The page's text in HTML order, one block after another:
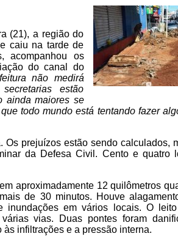
(21), a região do
caiu na tarde de
acompanhou os
do canal do
não medirá
estão
ainda maiores se
todo mundo está tentando fazer
prejuízos estão sendo calculados,
da Defesa Civil. Cento e quatro
aproximadamente 12 quilômetros
de 30 minutos. Houve
inundações em vários locais. O
vias. Duas pontes foram
infiltrações e a pressão interna.